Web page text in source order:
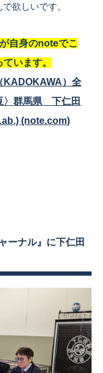
欲しいです。
自身のnoteでこ
います。
KADOKAWA）全
〉群馬県 下仁田
(note.com)
ーナル』に下仁田